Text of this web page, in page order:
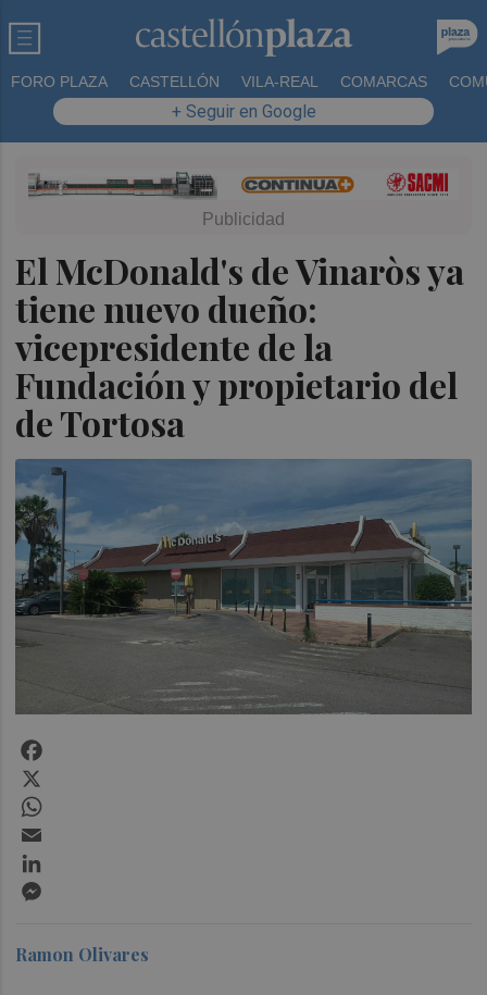
FORO PLAZA CASTELLÓN VILA-REAL COMARCAS
+ Seguir en Google
El McDonald's de Vinaròs ya
tiene nuevo dueño:
vicepresidente de la
Fundación y propietario del
de Tortosa
Ramon Olivares